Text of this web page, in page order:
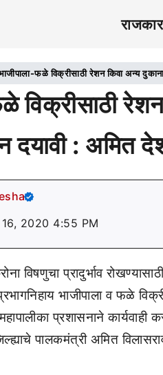
फळे विक्रीसाठी रेशन किवा अन्य
विक्रीसाठी
: अमित
2020 4:55 PM
विषणुचा प्रादुर्भाव
भाजीपाला व फळे
प्रशासनाने
पालकमंत्री अमित